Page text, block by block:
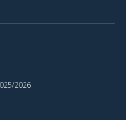
2026